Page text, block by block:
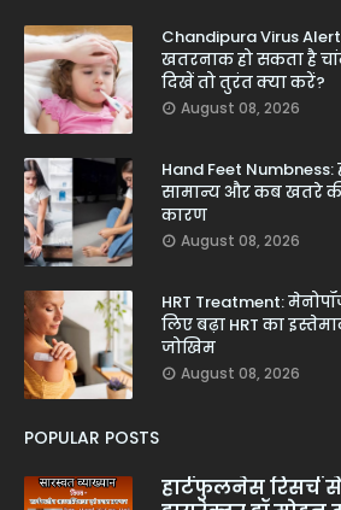
Chandipura Virus
खतरनाक हो सकता है
दिखें तो तुरंत क्या करें?
August 08, 2026
Hand Feet
सामान्य और कब खतरे
कारण
August 08, 2026
HRT Treatment:
लिए बढ़ा HRT का
जोखिम
August 08, 2026
POPULAR POSTS
हार्टफुलनेस रिसर्च